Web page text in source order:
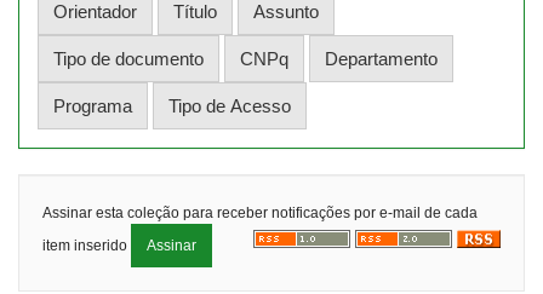
Assinar esta coleção para receber notificações por e-mail de cada
item inserido